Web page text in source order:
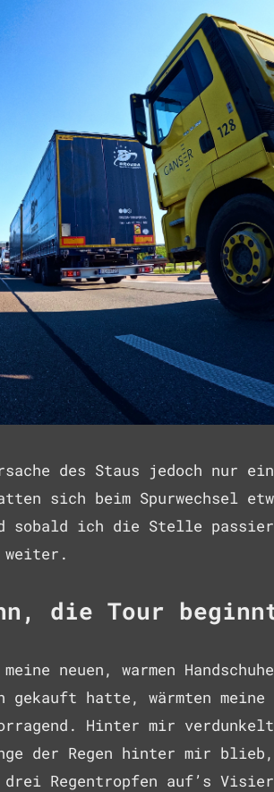
des Staus jedoch nur
sich beim Spurwechsel
sobald ich die Stelle
die Tour
neuen, warmen
hatte, wärmten meine
Hinter mir
der Regen hinter mir
Regentropfen auf’s